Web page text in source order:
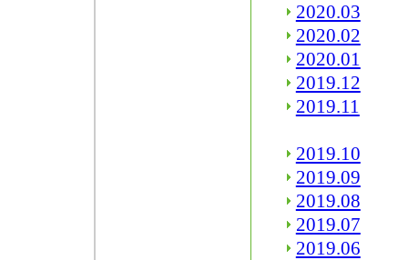
2020.03
2020.02
2020.01
2019.12
2019.11
2019.10
2019.09
2019.08
2019.07
2019.06